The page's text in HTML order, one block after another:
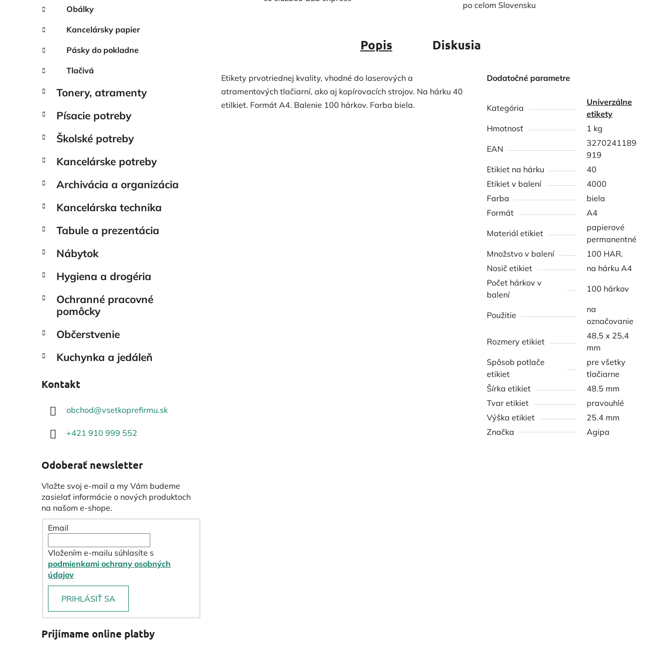
Obálky
Kancelársky papier
Pásky do pokladne
Tlačivá
Tonery, atramenty
Písacie potreby
Školské potreby
Kancelárske potreby
Archivácia a organizácia
Kancelárska technika
Tabule a prezentácia
Nábytok
Hygiena a drogéria
Ochranné pracovné
pomôcky
Občerstvenie
Kuchynka a jedáleň
Kontakt
obchod@vsetkoprefirmu.sk
+421 910 999 552
Odoberať newsletter
Vložte svoj e-mail a my Vám budeme
zasielať informácie o nových produktoch
na našom e-shope.
Email
Vložením e-mailu súhlasíte s
podmienkami ochrany osobných
údajov
PRIHLÁSIŤ SA
Prijímame online platby
po celom Slovensku
Popis Diskusia
Etikety prvotriednej kvality, vhodné do laserových a
atramentových tlačiarní, ako aj kopírovacích strojov. Na hárku 40
etilkiet. Formát A4. Balenie 100 hárkov. Farba biela.
Dodatočné parametre
Kategória
Univerzálne
etikety
Hmotnosť
1 kg
EAN
3270241189
919
Etikiet na hárku
40
Etikiet v balení
4000
Farba
biela
Formát
A4
Materiál etikiet
papierové
permanentné
Množstvo v balení
100 HAR.
Nosič etikiet
na hárku A4
Počet hárkov v
balení
100 hárkov
Použitie
na
označovanie
Rozmery etikiet
48,5 x 25,4
mm
Spôsob potlače
etikiet
pre všetky
tlačiarne
Šírka etikiet
48.5 mm
Tvar etikiet
pravouhlé
Výška etikiet
25.4 mm
Značka
Agipa